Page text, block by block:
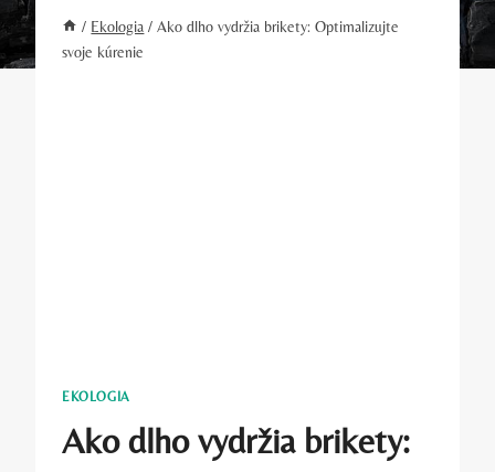
/ Ekologia / Ako dlho vydržia brikety: Optimalizujte
svoje kúrenie
EKOLOGIA
Ako dlho vydržia brikety: